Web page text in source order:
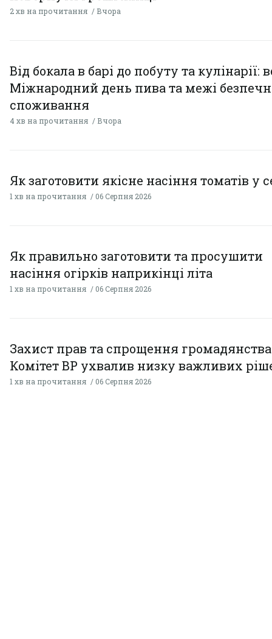
2 хв на прочитання Вчора
Від бокала в барі до побуту та кулінарії:
Міжнародний день пива та межі
споживання
4 хв на прочитання Вчора
Як заготовити якісне насіння томатів у
1 хв на прочитання 06 Серпня 2026
Як правильно заготовити та просушити
насіння огірків наприкінці літа
1 хв на прочитання 06 Серпня 2026
Захист прав та спрощення
Комітет ВР ухвалив низку важливих
1 хв на прочитання 06 Серпня 2026